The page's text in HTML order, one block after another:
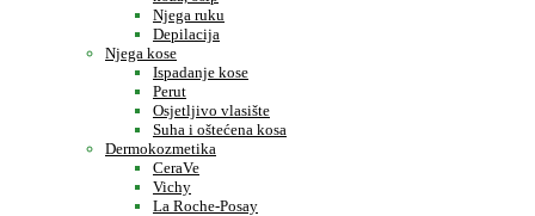
Njega ruku
Depilacija
Njega kose
Ispadanje kose
Perut
Osjetljivo vlasište
Suha i oštećena kosa
Dermokozmetika
CeraVe
Vichy
La Roche-Posay